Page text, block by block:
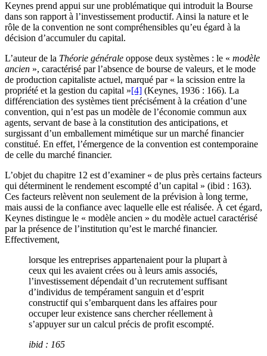
Keynes prend appui sur une problématique qui introduit la Bourse
dans son rapport à l’investissement productif. Ainsi la nature et le
rôle de la convention ne sont compréhensibles qu’eu égard à la
décision d’accumuler du capital.
L’auteur de la Théorie générale oppose deux systèmes : le « modèle
ancien », caractérisé par l’absence de bourse de valeurs, et le mode
de production capitaliste actuel, marqué par « la scission entre la
propriété et la gestion du capital »[4] (Keynes, 1936 : 166). La
différenciation des systèmes tient précisément à la création d’une
convention, qui n’est pas un modèle de l’économie commun aux
agents, servant de base à la constitution des anticipations, et
surgissant d’un emballement mimétique sur un marché financier
constitué. En effet, l’émergence de la convention est contemporaine
de celle du marché financier.
L’objet du chapitre 12 est d’examiner « de plus près certains facteurs
qui déterminent le rendement escompté d’un capital » (ibid : 163).
Ces facteurs relèvent non seulement de la prévision à long terme,
mais aussi de la confiance avec laquelle elle est réalisée. À cet égard,
Keynes distingue le « modèle ancien » du modèle actuel caractérisé
par la présence de l’institution qu’est le marché financier.
Effectivement,
lorsque les entreprises appartenaient pour la plupart à
ceux qui les avaient crées ou à leurs amis associés,
l’investissement dépendait d’un recrutement suffisant
d’individus de tempérament sanguin et d’esprit
constructif qui s’embarquent dans les affaires pour
occuper leur existence sans chercher réellement à
s’appuyer sur un calcul précis de profit escompté.
ibid : 165